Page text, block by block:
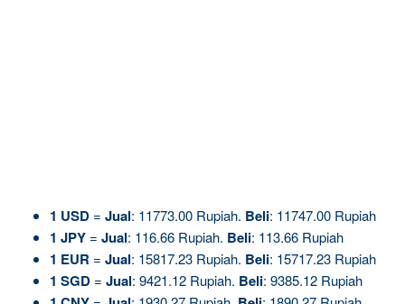
1 USD = Jual: 11773.00 Rupiah. Beli: 11747.00 Rupiah
1 JPY = Jual: 116.66 Rupiah. Beli: 113.66 Rupiah
1 EUR = Jual: 15817.23 Rupiah. Beli: 15717.23 Rupiah
1 SGD = Jual: 9421.12 Rupiah. Beli: 9385.12 Rupiah